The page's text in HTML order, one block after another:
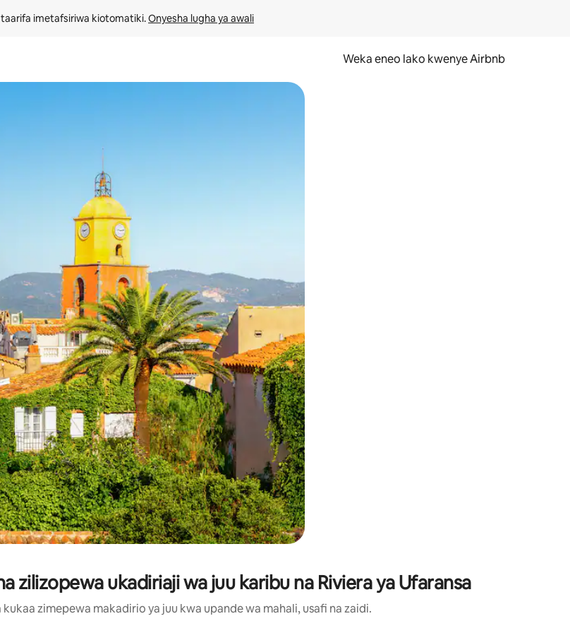
taarifa imetafsiriwa kiotomatiki. Onyesha lugha ya awali
Weka eneo lako kwenye Airbnb
vya juu na chini au uchunguze kwa kugusa au kutelezesha kidole kwenye ishara.
zilizopewa ukadiriaji wa juu karibu na Riviera ya Ufaransa
zimepewa makadirio ya juu kwa upande wa mahali, usafi na zaidi.